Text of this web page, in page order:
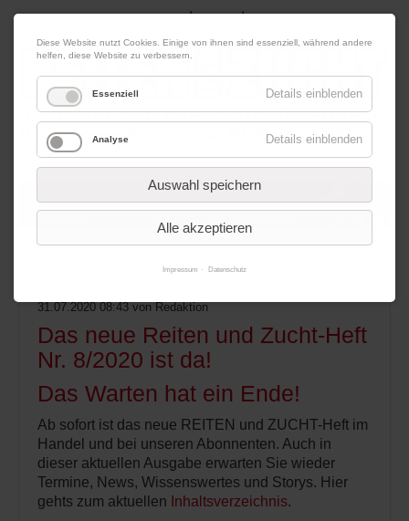
09. August 2026 Impressum|Kontakt|Datenschutz
Werbung
31.07.2020 08:43 von Redaktion
Das neue Reiten und Zucht-Heft
Nr. 8/2020 ist da!
Das Warten hat ein Ende!
Ab sofort ist das neue REITEN und ZUCHT-Heft im
Handel und bei unseren Abonnenten. Auch in
dieser aktuellen Ausgabe erwarten Sie wieder
Termine, News, Wissenswertes und Storys. Hier
gehts zum aktuellen Inhaltsverzeichnis.
Diese Website nutzt Cookies. Einige von ihnen sind essenziell, während andere
helfen, diese Website zu verbessern.
Essenziell Details einblenden
Analyse Details einblenden
Auswahl speichern
Alle akzeptieren
Impressum Datenschutz